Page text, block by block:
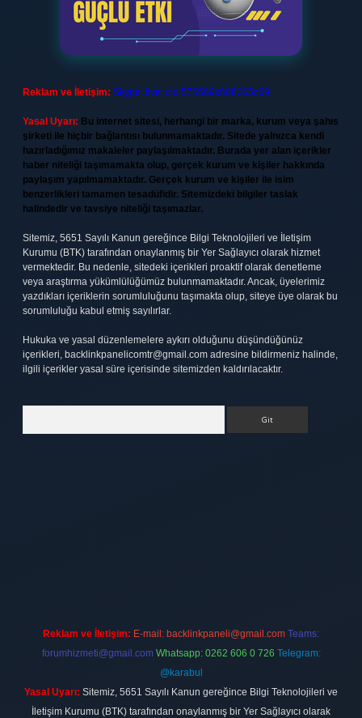
Reklam ve İletişim: Skype: live:.cid.575569c608265c69
Yasal Uyarı: Bu internet sitesi, herhangi bir marka, kurum veya şahıs
şirketi ile hiçbir bağlantısı bulunmamaktadır. Sitede yalnızca kendi
hazırladığımız makaleler paylaşılmaktadır. Burada yer alan içerikler
haber niteliği taşımamakta olup, gerçek kurum ve kişiler hakkında
paylaşım yapılmamaktadır. Gerçek kurum ve kişiler ile isim
benzerlikleri tamamen tesadüfidir. Sitemizdeki bilgiler taslak
halindedir ve tavsiye niteliği taşımazlar.
Sitemiz, 5651 Sayılı Kanun gereğince Bilgi Teknolojileri ve İletişim
Kurumu (BTK) tarafından onaylanmış bir Yer Sağlayıcı olarak hizmet
vermektedir. Bu nedenle, sitedeki içerikleri proaktif olarak denetleme
veya araştırma yükümlülüğümüz bulunmamaktadır. Ancak, üyelerimiz
yazdıkları içeriklerin sorumluluğunu taşımakta olup, siteye üye olarak bu
sorumluluğu kabul etmiş sayılırlar.
Hukuka ve yasal düzenlemelere aykırı olduğunu düşündüğünüz
içerikleri, backlinkpanelicomtr@gmail.com adresine bildirmeniz halinde,
ilgili içerikler yasal süre içerisinde sitemizden kaldırılacaktır.
Reklam ve İletişim: E-mail: backlinkpaneli@gmail.com Teams:
forumhizmeti@gmail.com Whatsapp: 0262 606 0 726 Telegram:
@karabul
Yasal Uyarı: Sitemiz, 5651 Sayılı Kanun gereğince Bilgi Teknolojileri ve
İletişim Kurumu (BTK) tarafından onaylanmış bir Yer Sağlayıcı olarak